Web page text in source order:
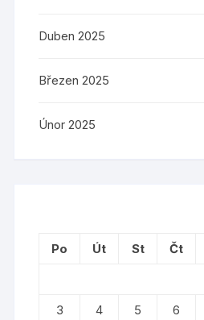
Duben 2025
Březen 2025
Únor 2025
Po Út St Čt
3
4 5 6